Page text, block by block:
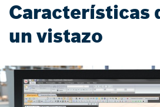
Características
un vistazo